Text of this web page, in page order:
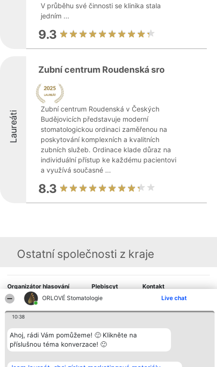
ORLOVÉ Stomatologie Live chat
10:38
Ahoj, rádi Vám pomůžeme! 🙂 Klikněte na
příslušnou téma konverzace! 🙂
V průběhu své činnosti se klinika stala
jedním ...
9.3
Laureáti
Zubní centrum Roudenská sro
Zubní centrum Roudenská v Českých
Budějovicích představuje moderní
stomatologickou ordinaci zaměřenou na
poskytování komplexních a kvalitních
zubních služeb. Ordinace klade důraz na
individuální přístup ke každému pacientovi
a využívá současné ...
8.3
Ostatní společnosti z kraje
Organizátor hlasování
Bright Side Solutions sp. z o.
o. sp. k.
Wrocław 50-079
381313360 | NIP 8943132676
Plebiscyt
Seznam všech
Zásady
ochrany
osobních údajů
Kontakt